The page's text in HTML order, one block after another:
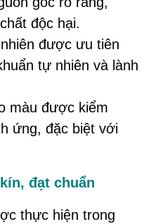
độc hại.
được ưu tiên
tự nhiên và lành
màu được kiểm
ứng, đặc biệt với
đạt chuẩn
thực hiện trong